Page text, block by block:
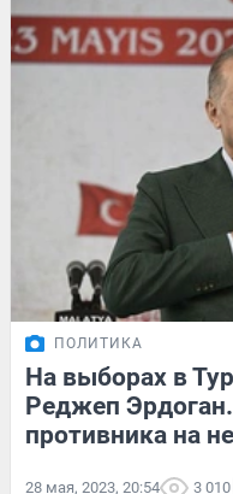
ПОЛИТИКА
На выборах в
Реджеп
противника на
28 мая, 2023, 20:54 3 010